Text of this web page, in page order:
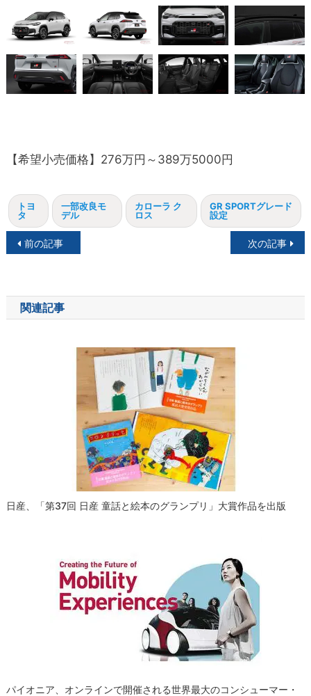
【希望小売価格】276万円～389万5000円
トヨ
タ
一部改良モ
デル
カローラ ク
ロス
GR SPORTグレード
設定
投
ナ
ビ
前の記事 次の記事
関連記事
日産、「第37回 日産 童話と絵本のグランプリ」大賞作品を出版
パイオニア、オンラインで開催される世界最大のコンシューマー・